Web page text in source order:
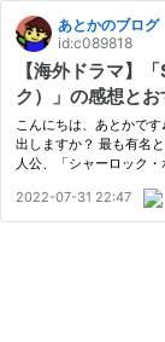
あとかのブログ
id:c089818
【海外ドラマ】
ク）」の感想と
作品との違い】
こんにちは、あとかで
出しますか？ 最も有名
人公、「シャーロック
れてきました。 映画や
ャ…
2022-07-31 22:47